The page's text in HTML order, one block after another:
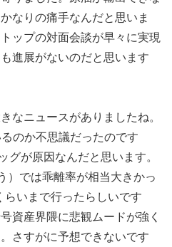
なりの痛手なんだと思いま
ップの対面会談が早々に実現
進展がないのだと思います
なニュースがありましたね。
のか不思議だったのです
グが原因なんだと思います。
）では乖離率が相当大きかっ
いまで行ったらしいです
資産界隈に悲観ムードが強く
さすがに予想できないです